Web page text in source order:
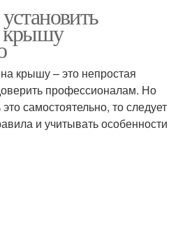
крышу
крышу – это непростая
профессионалам. Но
самостоятельно, то следует
и учитывать особенности